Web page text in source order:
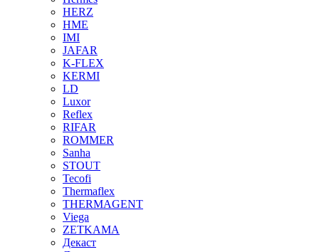
HERZ
HME
IMI
JAFAR
K-FLEX
KERMI
LD
Luxor
Reflex
RIFAR
ROMMER
Sanha
STOUT
Tecofi
Thermaflex
THERMAGENT
Viega
ZETKAMA
Декаст